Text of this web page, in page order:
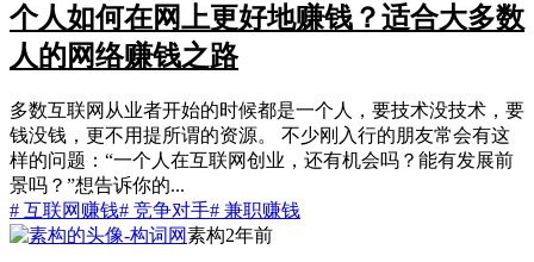
个人如何在网上更好地赚钱？适合大多数
人的网络赚钱之路
多数互联网从业者开始的时候都是一个人，要技术没技术，要
钱没钱，更不用提所谓的资源。 不少刚入行的朋友常会有这
样的问题：“一个人在互联网创业，还有机会吗？能有发展前
景吗？”想告诉你的...
# 互联网赚钱# 竞争对手# 兼职赚钱
素构2年前